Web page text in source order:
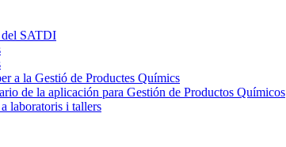
del SATDI
a la Gestió de Productes Químics
de la aplicación para Gestión de Productos Químicos
laboratoris i tallers